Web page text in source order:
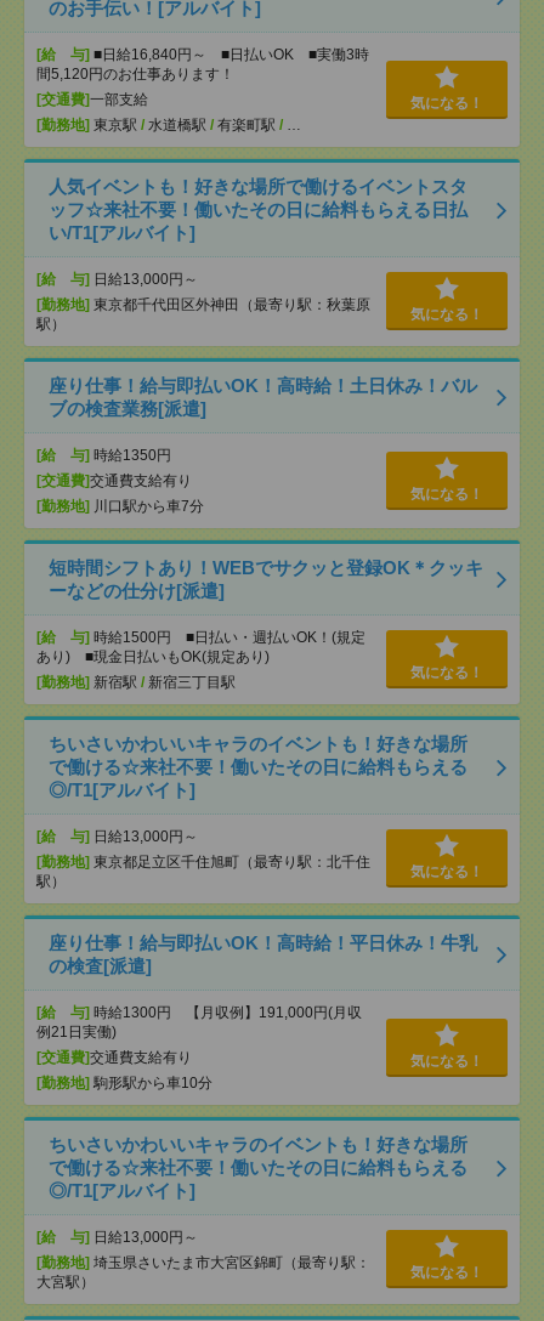
のお手伝い！[アルバイト]
[給 与] ■日給16,840円～ ■日払いOK ■実働3時
間5,120円のお仕事あります！
[交通費]一部支給
[勤務地] 東京駅 / 水道橋駅 / 有楽町駅 / …
気になる！
人気イベントも！好きな場所で働けるイベントスタ
ッフ☆来社不要！働いたその日に給料もらえる日払
い/T1[アルバイト]
[給 与] 日給13,000円～
[勤務地] 東京都千代田区外神田（最寄り駅：秋葉原
駅）
気になる！
座り仕事！給与即払いOK！高時給！土日休み！バル
ブの検査業務[派遣]
[給 与] 時給1350円
[交通費]交通費支給有り
[勤務地] 川口駅から車7分
気になる！
短時間シフトあり！WEBでサクッと登録OK＊クッキ
ーなどの仕分け[派遣]
[給 与] 時給1500円 ■日払い・週払いOK！(規定
あり) ■現金日払いもOK(規定あり)
[勤務地] 新宿駅 / 新宿三丁目駅
気になる！
ちいさいかわいいキャラのイベントも！好きな場所
で働ける☆来社不要！働いたその日に給料もらえる
◎/T1[アルバイト]
[給 与] 日給13,000円～
[勤務地] 東京都足立区千住旭町（最寄り駅：北千住
駅）
気になる！
座り仕事！給与即払いOK！高時給！平日休み！牛乳
の検査[派遣]
[給 与] 時給1300円 【月収例】191,000円(月収
例21日実働)
[交通費]交通費支給有り
[勤務地] 駒形駅から車10分
気になる！
ちいさいかわいいキャラのイベントも！好きな場所
で働ける☆来社不要！働いたその日に給料もらえる
◎/T1[アルバイト]
[給 与] 日給13,000円～
[勤務地] 埼玉県さいたま市大宮区錦町（最寄り駅：
大宮駅）
気になる！